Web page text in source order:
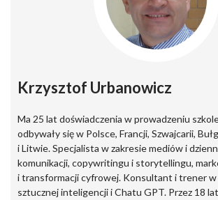
Krzysztof Urbanowicz
Ma 25 lat doświadczenia w prowadzeniu
odbywały się w Polsce, Francji, Szwajcarii,
i Litwie. Specjalista w zakresie mediów i
komunikacji, copywritingu i storytellingu,
i transformacji cyfrowej. Konsultant i trener w
sztucznej inteligencji i Chatu GPT. Przez 18